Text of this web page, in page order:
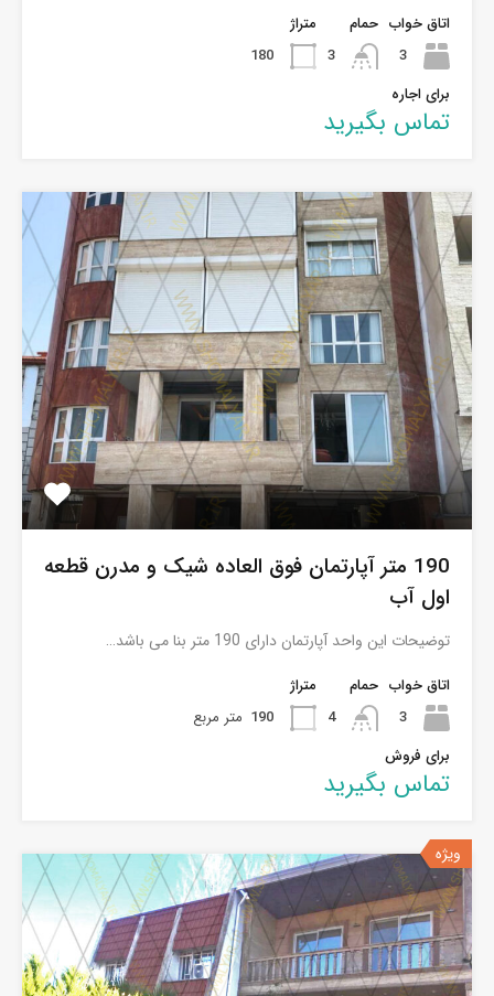
اتاق خواب
3
حمام
3
متراژ
180
برای اجاره
تماس بگیرید
190 متر آپارتمان فوق العاده شیک و مدرن قطعه
اول آب
توضیحات این واحد آپارتمان دارای 190 متر بنا می باشد…
اتاق خواب
3
حمام
4
متراژ
190 متر مربع
برای فروش
تماس بگیرید
ویژه